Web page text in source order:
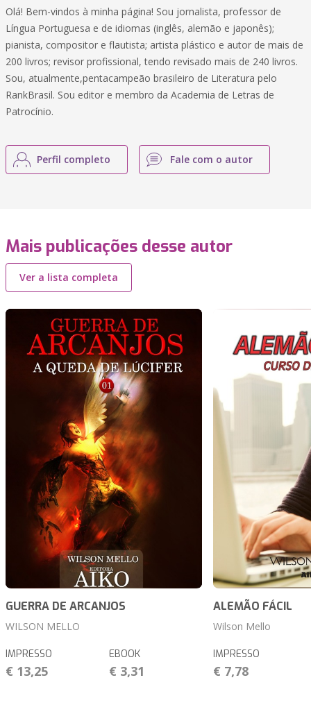
Olá! Bem-vindos à minha página! Sou jornalista, professor de
Língua Portuguesa e de idiomas (inglês, alemão e japonês);
pianista, compositor e flautista; artista plástico e autor de mais de
200 livros; revisor profissional, tendo revisado mais de 240 livros.
Sou, atualmente,pentacampeão brasileiro de Literatura pelo
RankBrasil. Sou editor e membro da Academia de Letras de
Patrocínio.
Perfil completo Fale com o autor
Mais publicações desse autor
Ver a lista completa
GUERRA DE ARCANJOS
WILSON MELLO
IMPRESSO
€ 13,25
EBOOK
€ 3,31
ALEMÃO FÁCIL
Wilson Mello
IMPRESSO
€ 7,78